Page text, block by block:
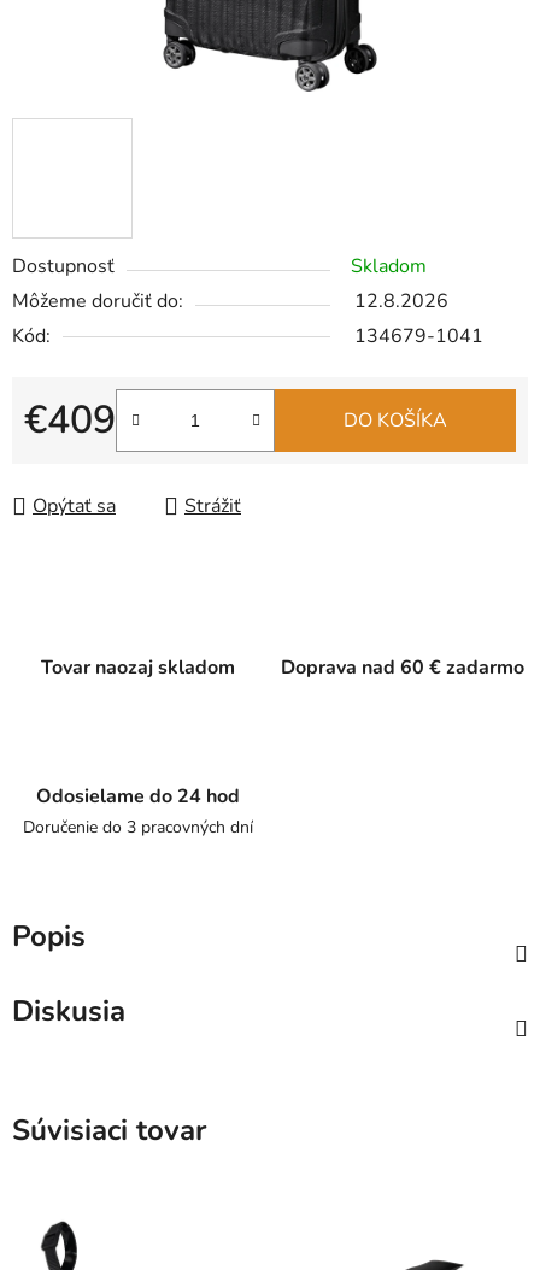
Dostupnosť
Skladom
Môžeme doručiť do:
12.8.2026
Kód:
134679-1041
€409
Jednotková cena:
DO KOŠÍKA
Opýtať sa Strážiť
Tovar naozaj skladom Doprava nad 60 € zadarmo
Odosielame do 24 hod
Doručenie do 3 pracovných dní
Popis
Diskusia
Súvisiaci tovar